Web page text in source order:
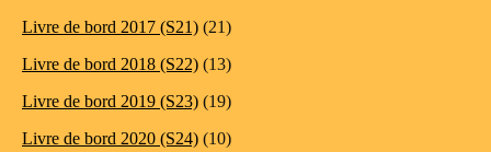
Livre de bord 2017 (S21) (21)
Livre de bord 2018 (S22) (13)
Livre de bord 2019 (S23) (19)
Livre de bord 2020 (S24) (10)